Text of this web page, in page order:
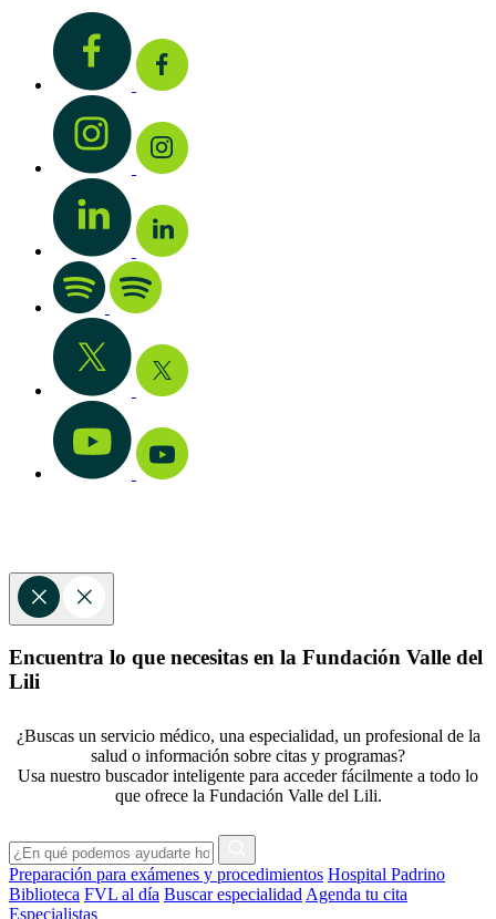
Encuentra lo que necesitas en la Fundación Valle del
Lili
¿Buscas un servicio médico, una especialidad, un profesional de la
salud o información sobre citas y programas?
Usa nuestro buscador inteligente para acceder fácilmente a todo lo
que ofrece la Fundación Valle del Lili.
Preparación para exámenes y procedimientos Hospital Padrino
Biblioteca FVL al día Buscar especialidad Agenda tu cita
Especialistas